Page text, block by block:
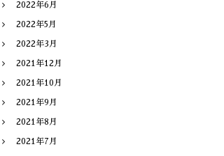
2022年6月
2022年5月
2022年3月
2021年12月
2021年10月
2021年9月
2021年8月
2021年7月